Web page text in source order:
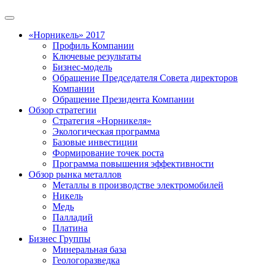
«Норникель» 2017
Профиль Компании
Ключевые результаты
Бизнес-модель
Обращение Председателя Совета директоров
Компании
Обращение Президента Компании
Обзор стратегии
Стратегия «Норникеля»
Экологическая программа
Базовые инвестиции
Формирование точек роста
Программа повышения эффективности
Обзор рынка металлов
Металлы в производстве электромобилей
Никель
Медь
Палладий
Платина
Бизнес Группы
Минеральная база
Геологоразведка